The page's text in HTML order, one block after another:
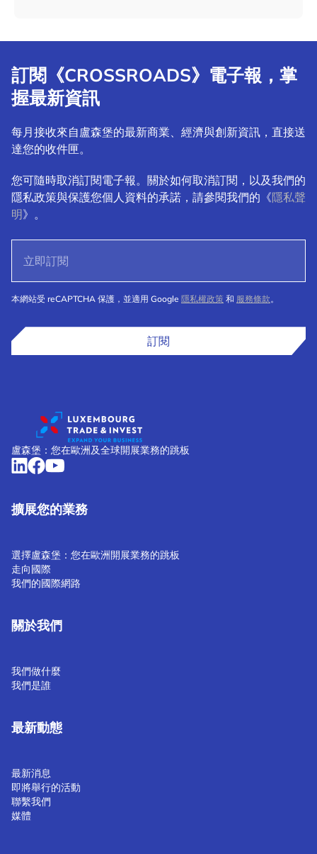
訂閱《CROSSROADS》電子報，掌
握最新資訊
每月接收來自盧森堡的最新商業、經濟與創新資訊，直接送
達您的收件匣。
您可隨時取消訂閱電子報。關於如何取消訂閱，以及我們的
隱私政策與保護您個人資料的承諾，請參閱我們的《隱私聲
明》。
本網站受 reCAPTCHA 保護，並適用 Google 隱私權政策 和 服務條款。
訂閱
盧森堡：您在歐洲及全球開展業務的跳板
擴展您的業務
選擇盧森堡：您在歐洲開展業務的跳板
走向國際
我們的國際網路
關於我們
我們做什麼
我們是誰
最新動態
最新消息
即將舉行的活動
聯繫我們
媒體